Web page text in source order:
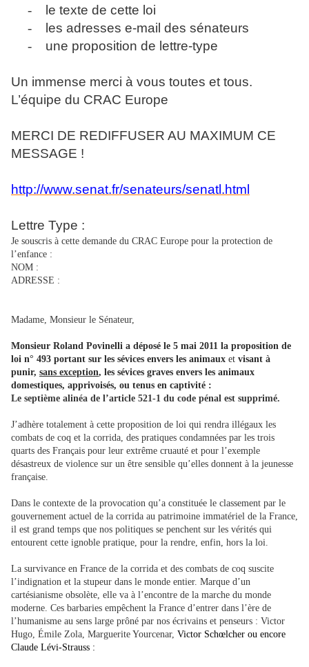
-
le texte de cette loi
-
les adresses e-mail des sénateurs
-
une proposition de lettre-type
Un immense merci à vous toutes et tous.
L’équipe du CRAC Europe
MERCI DE REDIFFUSER AU MAXIMUM CE
MESSAGE !
http://www.senat.fr/senateurs/senatl.html
Lettre Type :
Je souscris à cette demande du CRAC Europe pour la protection de
l’enfance :
NOM :
ADRESSE :
Madame, Monsieur le Sénateur,
Monsieur Roland Povinelli a déposé le 5 mai 2011 la proposition de
loi n° 493 portant sur les sévices envers les animaux et visant à
punir, sans exception, les sévices graves envers les animaux
domestiques, apprivoisés, ou tenus en captivité :
Le septième alinéa de l’article 521-1 du code pénal est supprimé.
J’adhère totalement à cette proposition de loi qui rendra illégaux les
combats de coq et la corrida, des pratiques condamnées par les trois
quarts des Français pour leur extrême cruauté et pour l’exemple
désastreux de violence sur un être sensible qu’elles donnent à la jeunesse
française.
Dans le contexte de la provocation qu’a constituée le classement par le
gouvernement actuel de la corrida au patrimoine immatériel de la France,
il est grand temps que nos politiques se penchent sur les vérités qui
entourent cette ignoble pratique, pour la rendre, enfin, hors la loi.
La survivance en France de la corrida et des combats de coq suscite
l’indignation et la stupeur dans le monde entier. Marque d’un
cartésianisme obsolète, elle va à l’encontre de la marche du monde
moderne. Ces barbaries empêchent la France d’entrer dans l’ère de
l’humanisme au sens large prôné par nos écrivains et penseurs : Victor
Hugo, Émile Zola, Marguerite Yourcenar, Victor Schœlcher ou encore
Claude Lévi-Strauss :